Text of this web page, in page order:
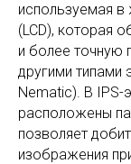
используемая в
(LCD), которая
и более точную
другими типами
Nematic). В IPS-
расположены
позволяет
изображения